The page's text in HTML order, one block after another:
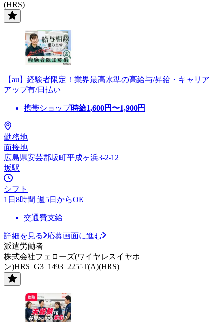
(HRS)
【au】経験者限定！業界最高水準の高給与/昇給・キャリア
アップ有/日払い
携帯ショップ時給1,600円〜1,900円
勤務地
面接地
広島県安芸郡坂町平成ヶ浜3-2-12
坂駅
シフト
1日8時間 週5日からOK
交通費支給
詳細を見る
応募画面に進む
派遣労働者
株式会社フェローズ(ワイヤレスイヤホ
ン)HRS_G3_1493_2255T(A)(HRS)